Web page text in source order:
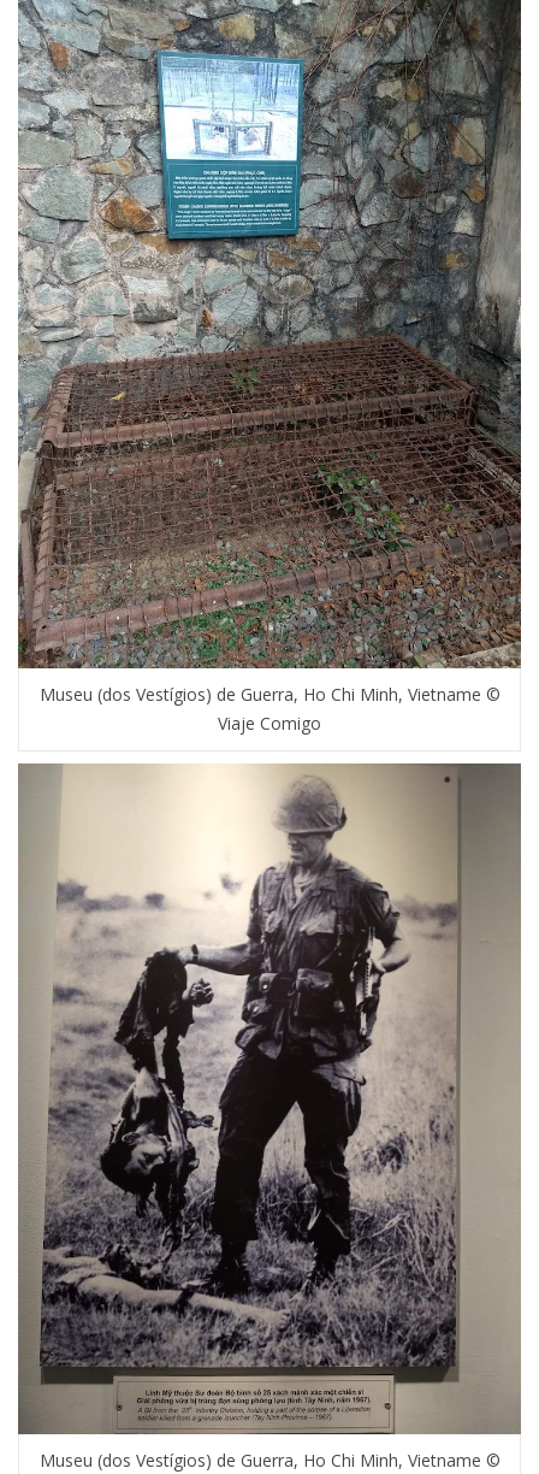
Museu (dos Vestígios) de Guerra, Ho Chi Minh, Vietname ©
Viaje Comigo
Museu (dos Vestígios) de Guerra, Ho Chi Minh, Vietname ©